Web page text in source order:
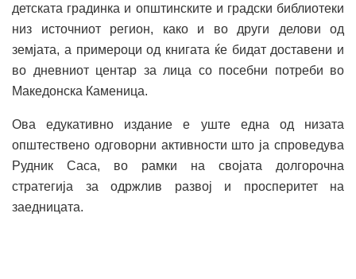
детската градинка и општинските и градски библиотеки
низ источниот регион, како и во други делови од
земјата, а примероци од книгата ќе бидат доставени и
во дневниот центар за лица со посебни потреби во
Македонска Каменица.
Ова едукативно издание е уште една од низата
општествено одговорни активности што ја спроведува
Рудник Саса, во рамки на својата долгорочна
стратегија за одржлив развој и просперитет на
заедницата.